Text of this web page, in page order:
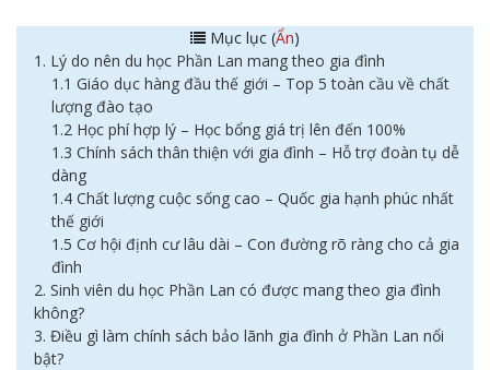
Mục lục (Ẩn)
1. Lý do nên du học Phần Lan mang theo gia đình
1.1 Giáo dục hàng đầu thế giới – Top 5 toàn cầu về chất
lượng đào tạo
1.2 Học phí hợp lý – Học bổng giá trị lên đến 100%
1.3 Chính sách thân thiện với gia đình – Hỗ trợ đoàn tụ dễ
dàng
1.4 Chất lượng cuộc sống cao – Quốc gia hạnh phúc nhất
thế giới
1.5 Cơ hội định cư lâu dài – Con đường rõ ràng cho cả gia
đình
2. Sinh viên du học Phần Lan có được mang theo gia đình
không?
3. Điều gì làm chính sách bảo lãnh gia đình ở Phần Lan nổi
bật?